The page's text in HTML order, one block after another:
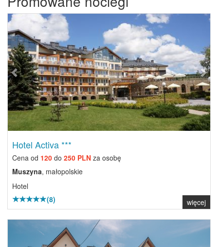
Previous Next
Hotel Activa ***
Cena od 120 do 250 PLN za osobę
Muszyna, małopolskie
Hotel
(8)
więcej
Previous Next